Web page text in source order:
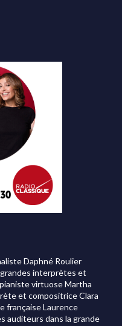
Daphné Roulier
interprètes et
virtuose Martha
et compositrice Clara
française Laurence
auditeurs dans la grande